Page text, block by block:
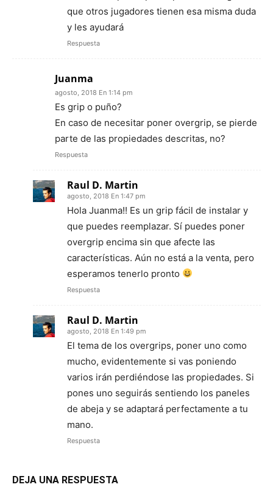
que otros jugadores tienen esa misma duda
y les ayudará
Respuesta
Juanma
agosto, 2018 En 1:14 pm
Es grip o puño?
En caso de necesitar poner overgrip, se pierde
parte de las propiedades descritas, no?
Respuesta
Raul D. Martin
agosto, 2018 En 1:47 pm
Hola Juanma!! Es un grip fácil de instalar y
que puedes reemplazar. Sí puedes poner
overgrip encima sin que afecte las
características. Aún no está a la venta, pero
esperamos tenerlo pronto
Respuesta
Raul D. Martin
agosto, 2018 En 1:49 pm
El tema de los overgrips, poner uno como
mucho, evidentemente si vas poniendo
varios irán perdiéndose las propiedades. Si
pones uno seguirás sentiendo los paneles
de abeja y se adaptará perfectamente a tu
mano.
Respuesta
DEJA UNA RESPUESTA